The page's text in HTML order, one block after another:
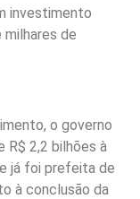
investimento
de
o governo
2,2 bilhões à
já foi prefeita de
à conclusão da